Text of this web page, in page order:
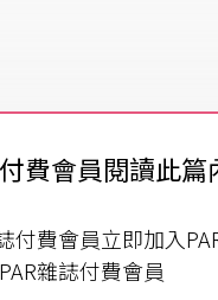
費會員閱讀此篇
付費會員立即加入
雜誌付費會員